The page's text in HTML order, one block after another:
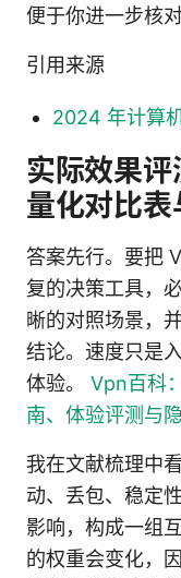
便于你进一步核
引用来源
2024 年计算
实际效果
量化对比
答案先行。要把
复的决策工具，
晰的对照场景，
结论。速度只是
体验。 Vpn百科
南、体验评测与
我在文献梳理中
动、丢包、稳定
影响，构成一组
的权重会变化，